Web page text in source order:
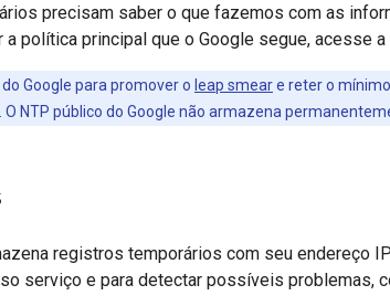
precisam saber o que fazemos com as
política principal que o Google segue, acesse a
Google para promover o leap smeare reter o
NTP público do Google não armazena
registros temporários com seu endereço
serviço e para detectar possíveis problemas,